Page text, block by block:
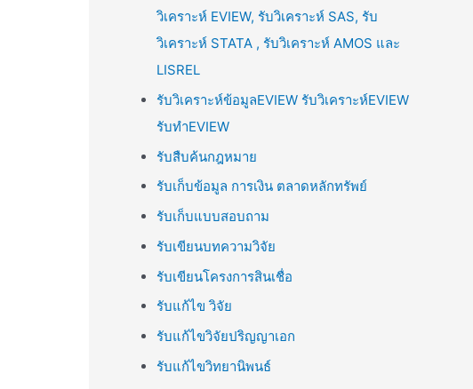
วิเคราะห์ EVIEW, รับวิเคราะห์ SAS, รับ
วิเคราะห์ STATA , รับวิเคราะห์ AMOS และ
LISREL
รับวิเคราะห์ข้อมูลEVIEW รับวิเคราะห์EVIEW
รับทำEVIEW
รับสืบค้นกฎหมาย
รับเก็บข้อมูล การเงิน ตลาดหลักทรัพย์
รับเก็บแบบสอบถาม
รับเขียนบทความวิจัย
รับเขียนโครงการสินเชื่อ
รับแก้ไข วิจัย
รับแก้ไขวิจัยปริญญาเอก
รับแก้ไขวิทยานิพนธ์